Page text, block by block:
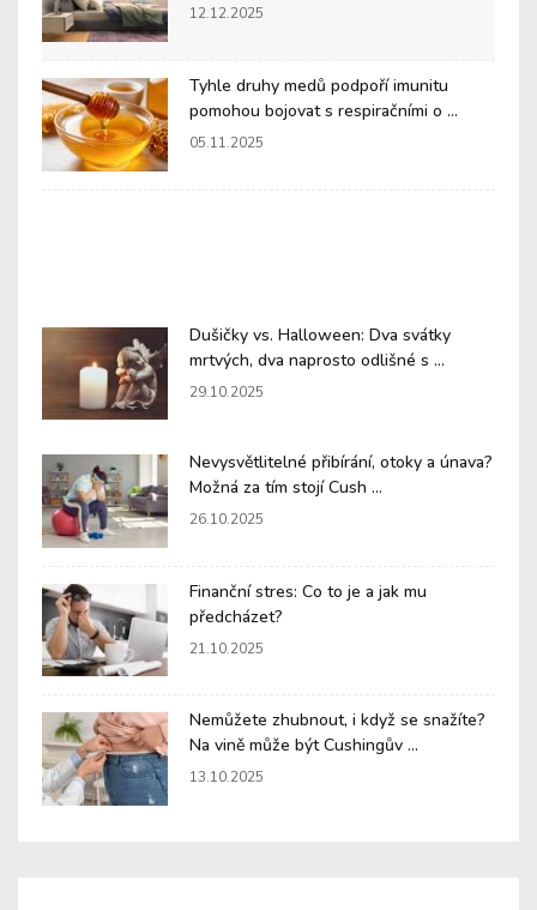
12.12.2025
Tyhle druhy medů podpoří imunitu
pomohou bojovat s respiračními o ...
05.11.2025
Dušičky vs. Halloween: Dva svátky
mrtvých, dva naprosto odlišné s ...
29.10.2025
Nevysvětlitelné přibírání, otoky a únava?
Možná za tím stojí Cush ...
26.10.2025
Finanční stres: Co to je a jak mu
předcházet?
21.10.2025
Nemůžete zhubnout, i když se snažíte?
Na vině může být Cushingův ...
13.10.2025